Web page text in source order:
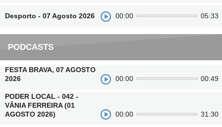
Desporto - 07 Agosto 2026 00:00 05:33
PODCASTS
FESTA BRAVA, 07 AGOSTO
2026
00:00 00:49
PODER LOCAL - 042 -
VÂNIA FERREIRA (01
AGOSTO 2026)
00:00 31:30